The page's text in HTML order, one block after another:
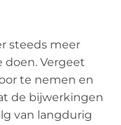
steeds meer
doen. Vergeet
te nemen en
de bijwerkingen
van langdurig